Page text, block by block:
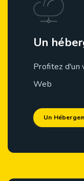
Un
Profitez d'un
Web
Un